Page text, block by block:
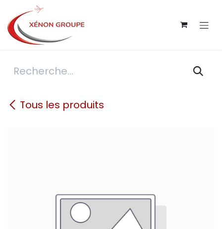
Se rendre au contenu
Tous les produits